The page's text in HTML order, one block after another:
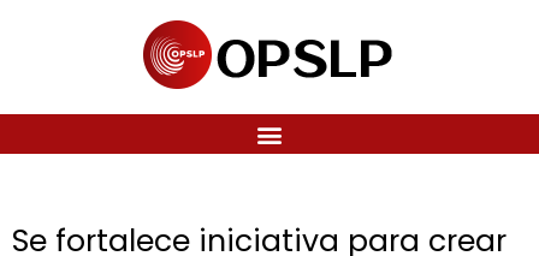
Se fortalece iniciativa para crear